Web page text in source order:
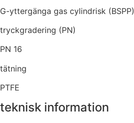
G-yttergänga gas cylindrisk (BSPP)
tryckgradering (PN)
PN 16
tätning
PTFE
teknisk information